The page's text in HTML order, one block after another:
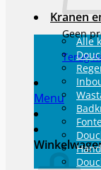
Geen
Terug
Menu
Kranen
Alle